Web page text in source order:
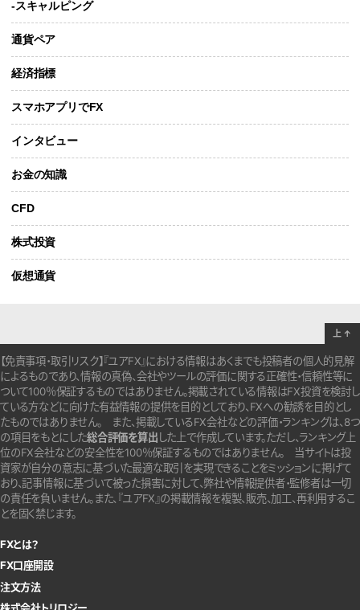
-スキャルピング
通貨ペア
経済指標
スマホアプリでFX
インタビュー
お金の知識
CFD
株式投資
仮想通貨
【免責事項・取引リスク】『ユアFX』における情報はあくまでも投稿者の個人的見解
によるものであり、情報の真偽、会社やツールの評価に関する正確性・信頼性等に
ついて100％保証するものではありません。掲載されている情報はFX投資を検討し
ている方などに向けた有益情報の提供を目的としており、FXへの勧誘を目的とし
たものではありません。 また、掲載しているFX会社などの評価・ランキングは、8つ
の項目をもとにした総合評価を算出 した上で作成しています。ただし、ランキング上
位のFX会社などの安全性を100％保証するものではありません。
当サイトは投
資家が自分の意志に基づいた最適な取引を実現できることをミッションに掲げて
おり、記事情報に基づいて被った損害に対して、弊社や情報提供者・監修者は一切
の責任を負いません。また、『ユアFX』の掲載情報を複製、販売、加工、再利用するこ
とを固く禁じます。
FXとは？
FX口座開設
注文方法
株式会社トリロジー
上 ↑